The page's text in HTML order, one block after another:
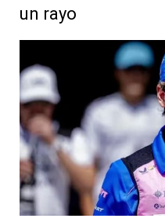
un rayo